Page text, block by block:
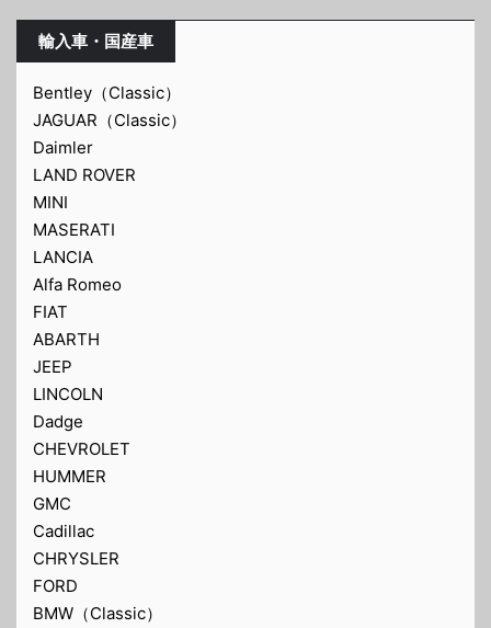
輸入車・国産車
Bentley（Classic）
JAGUAR（Classic）
Daimler
LAND ROVER
MINI
MASERATI
LANCIA
Alfa Romeo
FIAT
ABARTH
JEEP
LINCOLN
Dadge
CHEVROLET
HUMMER
GMC
Cadillac
CHRYSLER
FORD
BMW（Classic）